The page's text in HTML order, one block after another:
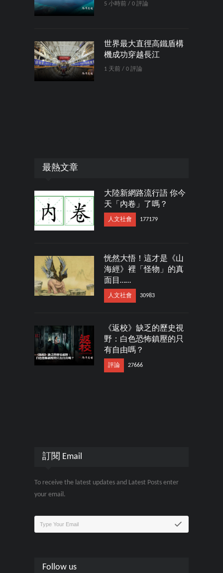
5 小時前 / 0 評論
世界最大直徑高鐵盾構
機成功穿越長江
1 天前 / 0 評論
最熱文章
大陸新網路流行語 你今
天「內卷」了嗎？
人文社會 177179
恍然大悟！這才是《山
海經》裡「怪物」的真
面目……
人文社會 30983
《返校》缺乏的歷史視
野：白色恐怖鎮壓的只
有自由嗎？
評論 27666
訂閱 Email
To receive the latest updates and Latest Posts enter
your email.
Follow us